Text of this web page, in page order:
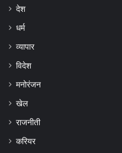
देश
धर्म
व्यापार
विदेश
मनोरंजन
खेल
राजनीती
करियर